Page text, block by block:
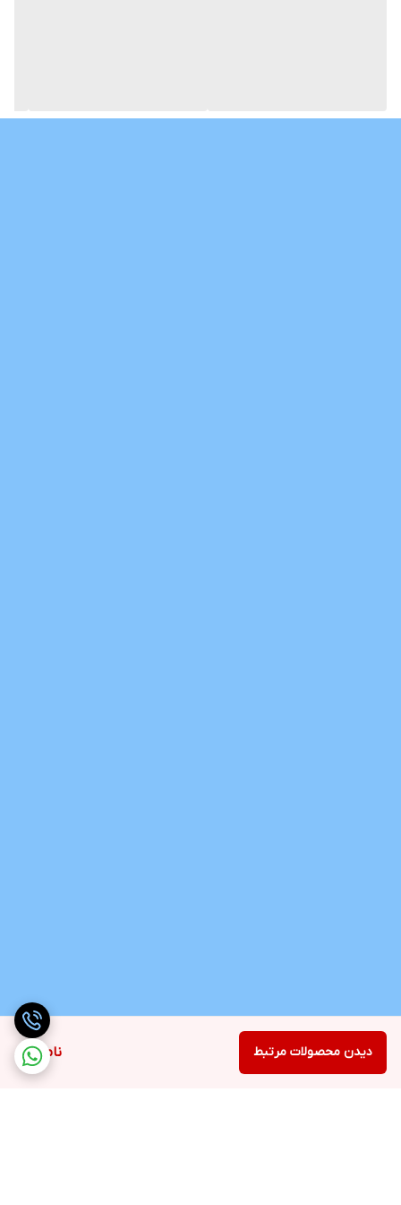
ناموجود دیدن محصولات مرتبط